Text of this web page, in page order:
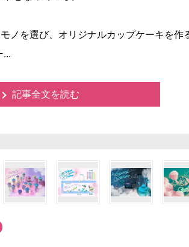
を選び、オリジナルカップケーキを作
...
記事全文を読む